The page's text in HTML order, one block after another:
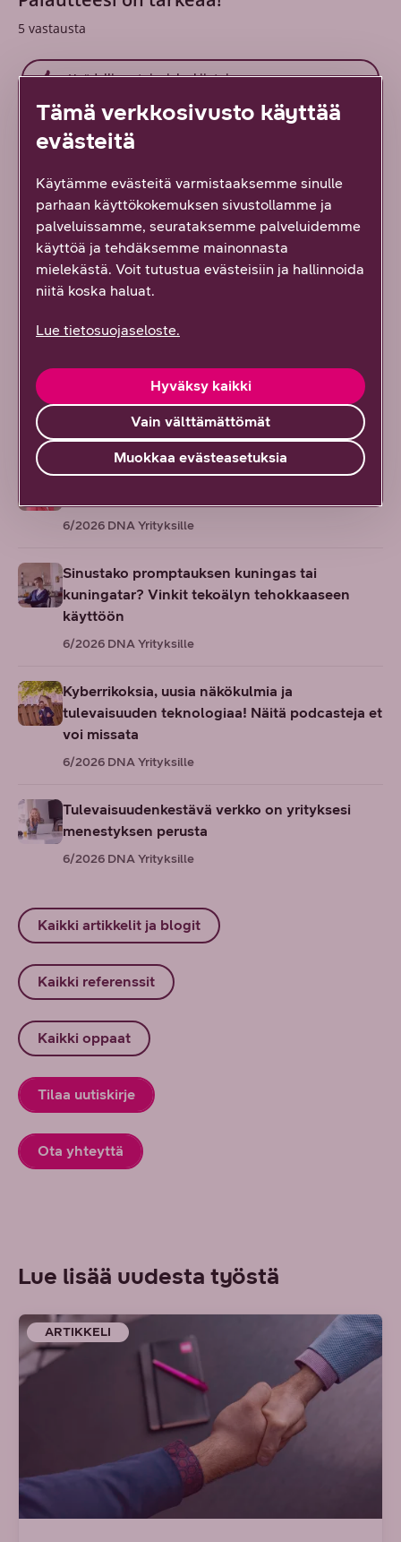
5 vastausta
Hyödyllinen tai mielenkiintoinen
Löysin etsimäni
Ei hyödytä, ei vastannut odotuksiani
Samasta aiheesta
Näiden vinkkien avulla palaat kesälomalta
työarkeen täynnä virtaa
DNA Yrityksille
Suomesta seuraava tekoälyn edelläkävijä? AI
6/2026 DNA Yrityksille
Sinustako promptauksen kuningas tai
kuningatar? Vinkit tekoälyn tehokkaaseen
käyttöön
6/2026 DNA Yrityksille
Kyberrikoksia, uusia näkökulmia ja
tulevaisuuden teknologiaa! Näitä podcasteja et
voi missata
6/2026 DNA Yrityksille
Tulevaisuudenkestävä verkko on yrityksesi
menestyksen perusta
6/2026 DNA Yrityksille
Kaikki artikkelit ja blogit
Kaikki referenssit
Kaikki oppaat
Tilaa uutiskirje
Ota yhteyttä
Lue lisää uudesta työstä
ARTIKKELI
Tämä verkkosivusto käyttää
evästeitä
Käytämme evästeitä varmistaaksemme sinulle
parhaan käyttökokemuksen sivustollamme ja
palveluissamme, seurataksemme palveluidemme
käyttöä ja tehdäksemme mainonnasta
mielekästä. Voit tutustua evästeisiin ja hallinnoida
niitä koska haluat.
Lue tietosuojaseloste.
Vain välttämättömät
Hyväksy kaikki
Muokkaa evästeasetuksia